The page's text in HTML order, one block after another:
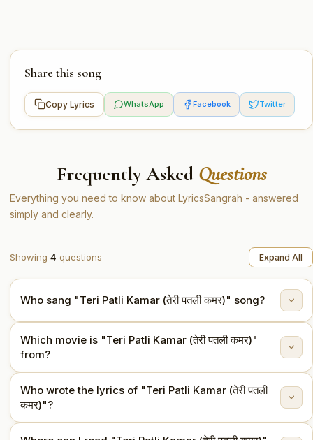
Share this song
Copy Lyrics WhatsApp Facebook Twitter
Frequently Asked Questions
Everything you need to know about LyricsSangrah - answered
simply and clearly.
Showing 4 questions Expand All
Who sang "Teri Patli Kamar (तेरी पतली कमर)" song?
"Teri Patli Kamar (तेरी पतली कमर)" is sung by Asha
Bhosle, Mohammed Rafi.
Which movie is "Teri Patli Kamar (तेरी पतली कमर)"
from?
This song is from the movie Dus Lakh (1966).
Who wrote the lyrics of "Teri Patli Kamar (तेरी पतली
कमर)"?